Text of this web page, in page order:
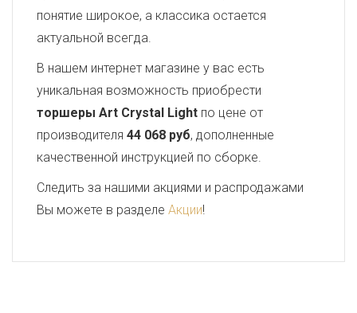
понятие широкое, а классика остается
актуальной всегда.
В нашем интернет магазине у вас есть
уникальная возможность приобрести
торшеры Art Crystal Light по цене от
производителя 44 068 руб, дополненные
качественной инструкцией по сборке.
Следить за нашими акциями и распродажами
Вы можете в разделе Акции!